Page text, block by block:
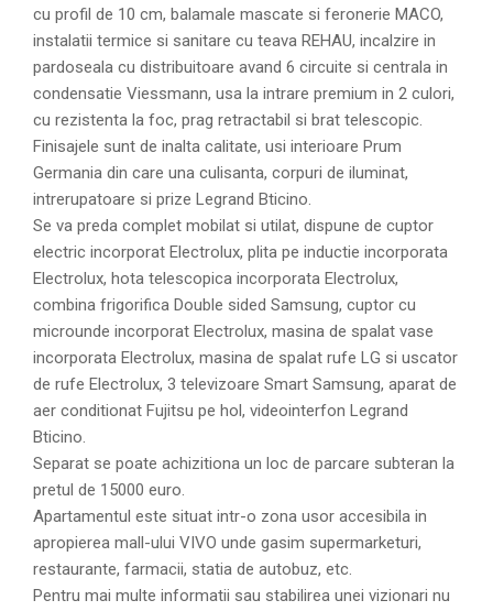
cu profil de 10 cm, balamale mascate si feronerie MACO,
instalatii termice si sanitare cu teava REHAU, incalzire in
pardoseala cu distribuitoare avand 6 circuite si centrala in
condensatie Viessmann, usa la intrare premium in 2 culori,
cu rezistenta la foc, prag retractabil si brat telescopic.
Finisajele sunt de inalta calitate, usi interioare Prum
Germania din care una culisanta, corpuri de iluminat,
intrerupatoare si prize Legrand Bticino.
Se va preda complet mobilat si utilat, dispune de cuptor
electric incorporat Electrolux, plita pe inductie incorporata
Electrolux, hota telescopica incorporata Electrolux,
combina frigorifica Double sided Samsung, cuptor cu
microunde incorporat Electrolux, masina de spalat vase
incorporata Electrolux, masina de spalat rufe LG si uscator
de rufe Electrolux, 3 televizoare Smart Samsung, aparat de
aer conditionat Fujitsu pe hol, videointerfon Legrand
Bticino.
Separat se poate achizitiona un loc de parcare subteran la
pretul de 15000 euro.
Apartamentul este situat intr-o zona usor accesibila in
apropierea mall-ului VIVO unde gasim supermarketuri,
restaurante, farmacii, statia de autobuz, etc.
Pentru mai multe informatii sau stabilirea unei vizionari nu